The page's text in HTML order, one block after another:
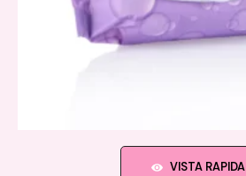
VISTA RAPIDA